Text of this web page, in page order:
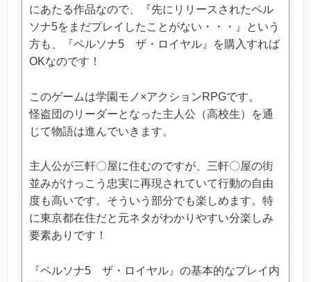
にあたる作品なので、『先にリリースされたペル
ソナ5をまだプレイしたことがない・・・』という
方も、『ペルソナ5 ザ・ロイヤル』を購入すれば
OKなのです！
このゲームは学園モノ×アクションRPGです。
怪盗団のリーダーとなった主人公（高校生）を通
じて物語は進んでいきます。
主人公が三軒〇屋に住むのですが、三軒〇屋の街
並みがけっこう忠実に再現されていて行動の自由
度も高いです。そういう部分でも楽しめます。特
に東京都在住だと元ネタがわかりやすい分楽しみ
要素ありです！
『ペルソナ5 ザ・ロイヤル』の基本的なプレイ内